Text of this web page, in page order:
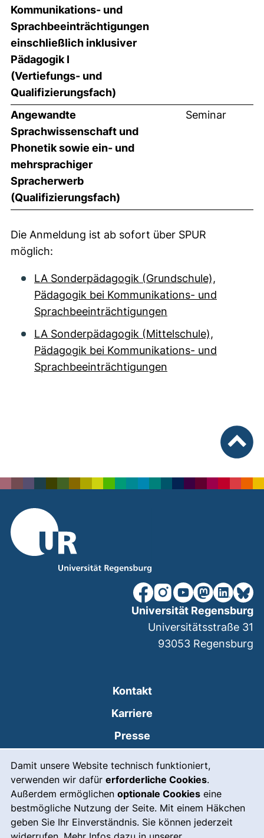
Damit unsere Website technisch funktioniert,
verwenden wir dafür erforderliche Cookies.
Außerdem ermöglichen optionale Cookies eine
bestmögliche Nutzung der Seite. Mit einem Häkchen
geben Sie Ihr Einverständnis. Sie können jederzeit
Kommunikations- und
Sprachbeeinträchtigungen
einschließlich inklusiver
Pädagogik I
(Vertiefungs- und
Qualifizierungsfach)
Angewandte
Sprachwissenschaft und
Phonetik sowie ein- und
mehrsprachiger
Spracherwerb
(Qualifizierungsfach)
Seminar
Die Anmeldung ist ab sofort über SPUR
möglich:
LA Sonderpädagogik (Grundschule),
Pädagogik bei Kommunikations- und
Sprachbeeinträchtigungen
LA Sonderpädagogik (Mittelschule),
Pädagogik bei Kommunikations- und
Sprachbeeinträchtigungen
unsere Facebook-Seite
unsere Instagram-
unsere YouTube-
unsereunsere
Kontakt
Karriere
Presse
Leichte Sprache
Gebärdensprache
Notfall(externer Link, öffnet
Universität Regensburg
Universitätsstraße 31
93053 Regensburg